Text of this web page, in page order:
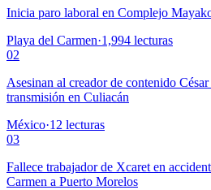
Inicia paro laboral en Complejo
Playa del Carmen·1,994 lecturas
02
Asesinan al creador de contenido
transmisión en Culiacán
México·12 lecturas
03
Fallece trabajador de Xcaret en
Carmen a Puerto Morelos